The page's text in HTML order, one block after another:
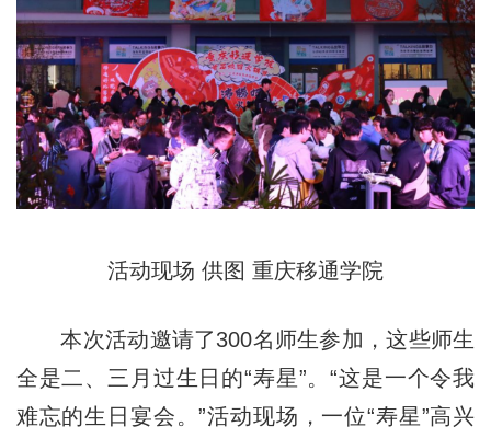
活动现场 供图 重庆移通学院
本次活动邀请了300名师生参加，这些师生
全是二、三月过生日的“寿星”。“这是一个令我
难忘的生日宴会。”活动现场，一位“寿星”高兴